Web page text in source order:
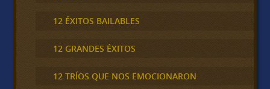
12 ÉXITOS BAILABLES
12 GRANDES ÉXITOS
12 TRÍOS QUE NOS EMOCIONARON